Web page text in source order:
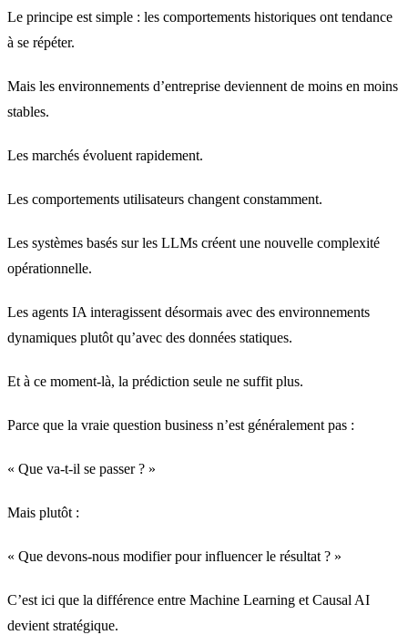
Le principe est simple : les comportements historiques ont tendance
à se répéter.
Mais les environnements d’entreprise deviennent de moins en moins
stables.
Les marchés évoluent rapidement.
Les comportements utilisateurs changent constamment.
Les systèmes basés sur les LLMs créent une nouvelle complexité
opérationnelle.
Les agents IA interagissent désormais avec des environnements
dynamiques plutôt qu’avec des données statiques.
Et à ce moment-là, la prédiction seule ne suffit plus.
Parce que la vraie question business n’est généralement pas :
« Que va-t-il se passer ? »
Mais plutôt :
« Que devons-nous modifier pour influencer le résultat ? »
C’est ici que la différence entre Machine Learning et Causal AI
devient stratégique.